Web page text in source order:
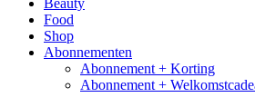
Beauty
Food
Shop
Abonnementen
Abonnement + Korting
Abonnement +